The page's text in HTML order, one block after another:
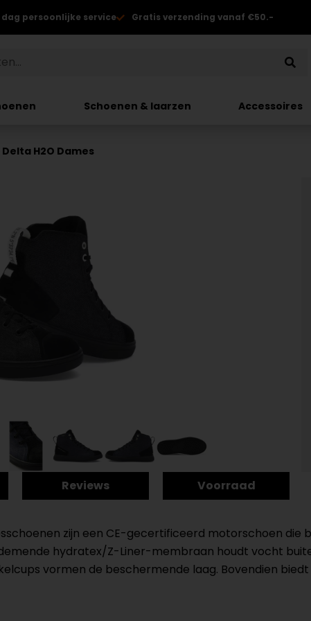
dag persoonlijke service Gratis verzending vanaf €50.-
Schoenen & laarzen Accessoires
Delta H2O Dames
Reviews
Voorraad
zijn een CE-gecertificeerd motorschoen die
hydratex/Z-Liner-membraan houdt vocht
vormen de beschermende laag. Bovendien